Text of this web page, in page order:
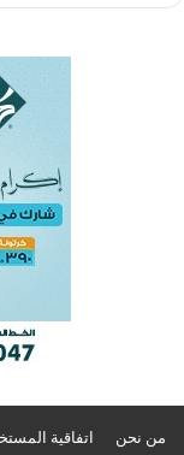
من نحن اتفاقية